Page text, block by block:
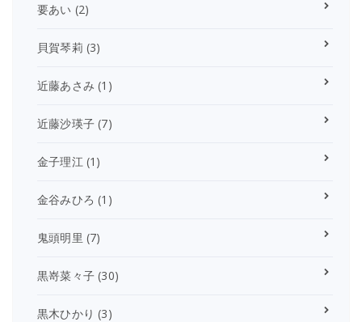
要あい (2)
貝賀琴莉 (3)
近藤あさみ (1)
近藤沙瑛子 (7)
金子理江 (1)
金谷みひろ (1)
鬼頭明里 (7)
黒嵜菜々子 (30)
黒木ひかり (3)